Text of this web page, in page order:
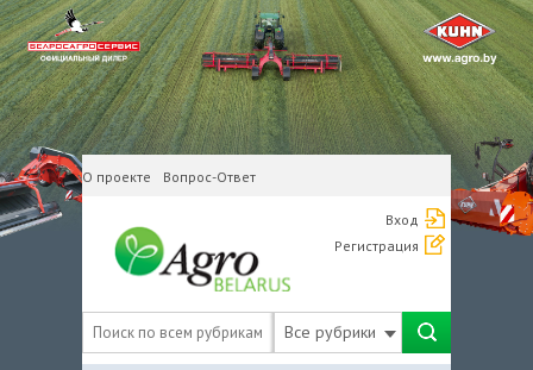
О проекте Вопрос-Ответ
Вход
Регистрация
Все рубрики